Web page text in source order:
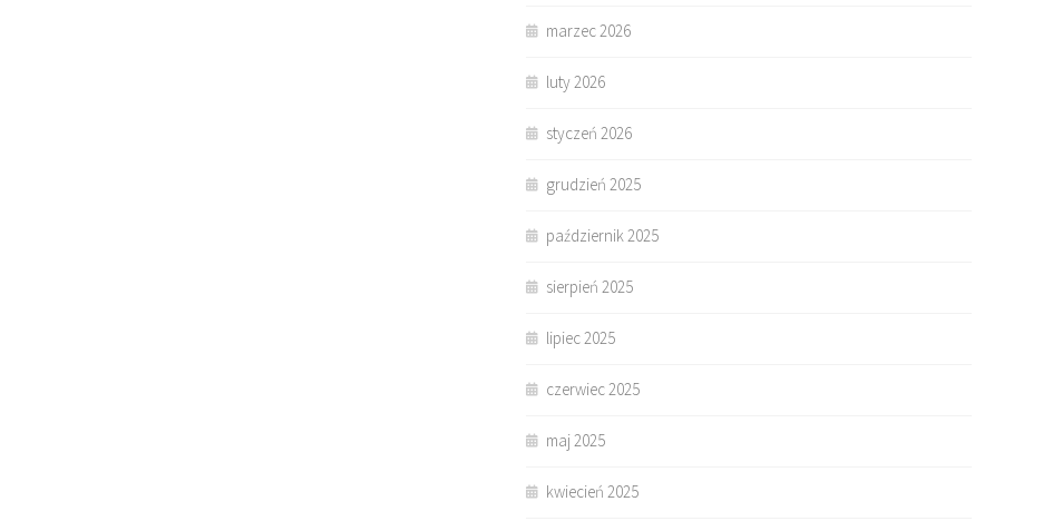
marzec 2026
luty 2026
styczeń 2026
grudzień 2025
październik 2025
sierpień 2025
lipiec 2025
czerwiec 2025
maj 2025
kwiecień 2025